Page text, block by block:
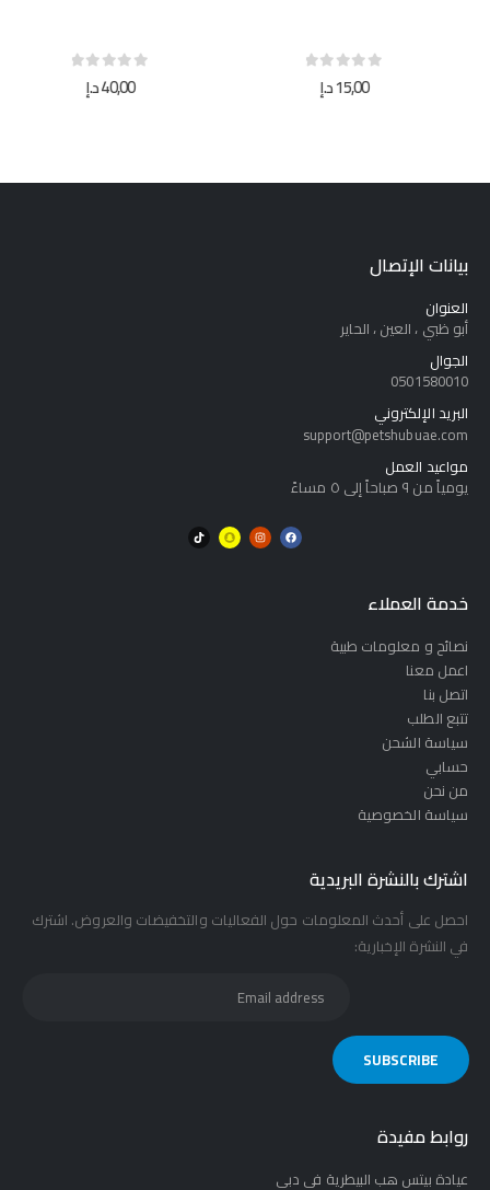
15,00د.إ 40,00د.إ
بيانات الإتصال
العنوان
أبو ظبي ، العين ، الحاير
الجوال
0501580010
البريد الإلكتروني
support@petshubuae.com
مواعيد العمل
يومياً من ٩ صباحاً إلى ٥ مساءً
خدمة العملاء
نصائح و معلومات طبية
اعمل معنا
اتصل بنا
تتبع الطلب
سياسة الشحن
حسابي
من نحن
سياسة الخصوصية
اشترك بالنشرة البريدية
احصل على أحدث المعلومات حول الفعاليات والتخفيضات والعروض. اشترك
في النشرة الإخبارية:
روابط مفيدة
عيادة بيتس هب البيطرية في دبي